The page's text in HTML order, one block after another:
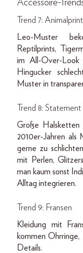
Accessoire-
Trend 7:
Leo-Muster
Reptilprints,
im All-Over-Look
Hingucker
Muster in
Trend 8:
Große Halsketten
2010er-Jahren als
gerne zu
mit Perlen,
man kaum sonst
Alltag integrieren.
Trend 9: Fransen
Kleidung mit
kommen Ohrringe,
Details.